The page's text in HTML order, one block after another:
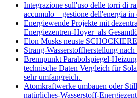
Integrazione sull'uso delle torri di
accumulo – gestione dell'energia in
Energiewende Projekte mit
Energiezentren-Hoyer als
Elon Musks neuste
Strang-Wasserstoffherstellung
Brennpunkt Parabolspiegel-
technische Daten Vergleich für
sehr umfangreich.
Atomkraftwerke umbauen oder
natürliches-Wasserstoff-